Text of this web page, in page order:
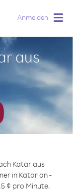
Anmelden
aus
Katar aus
in Katar an -
¢ pro Minute.